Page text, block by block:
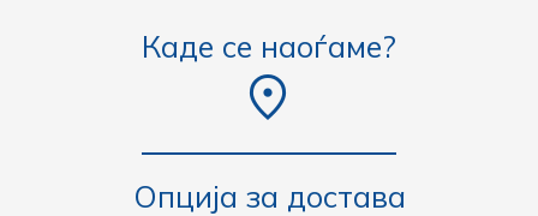
Каде се наоѓаме?
Опција за достава